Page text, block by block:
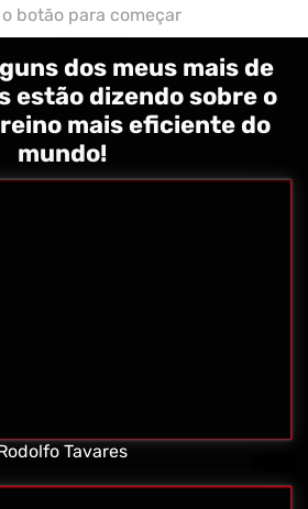
botão para começar
dos meus mais de
estão dizendo sobre o
mais eficiente do
mundo!
Tavares